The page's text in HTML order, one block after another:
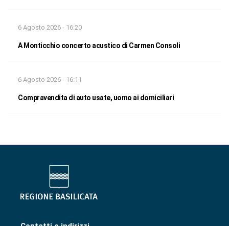
6 Agosto 2026 - 16:20
A Monticchio concerto acustico di Carmen Consoli
6 Agosto 2026 - 16:11
Compravendita di auto usate, uomo ai domiciliari